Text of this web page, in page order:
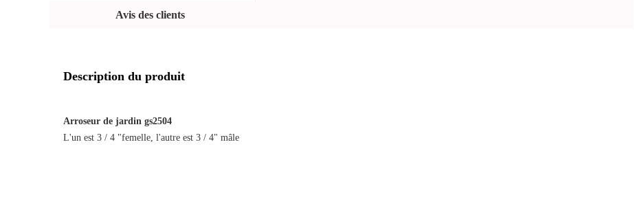
Avis des clients
Description du produit
Arroseur de jardin gs2504
L'un est 3 / 4 "femelle, l'autre est 3 / 4" mâle